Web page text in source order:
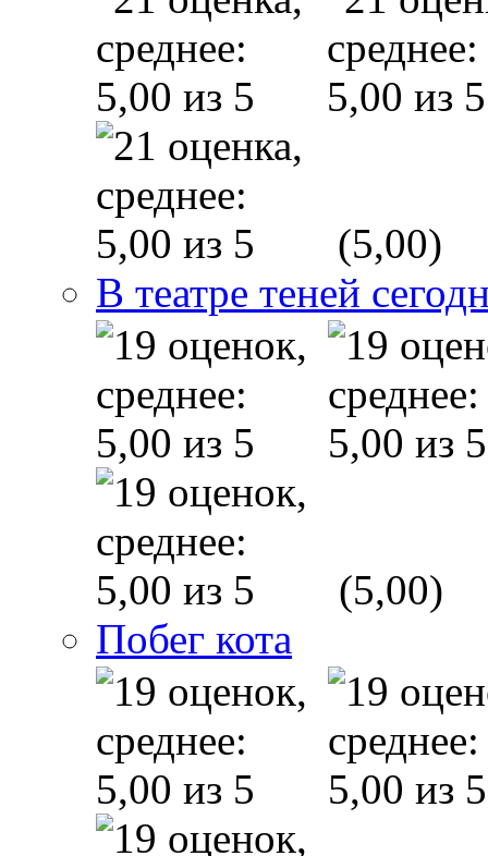
(5,00)
В театре теней
(5,00)
Побег кота